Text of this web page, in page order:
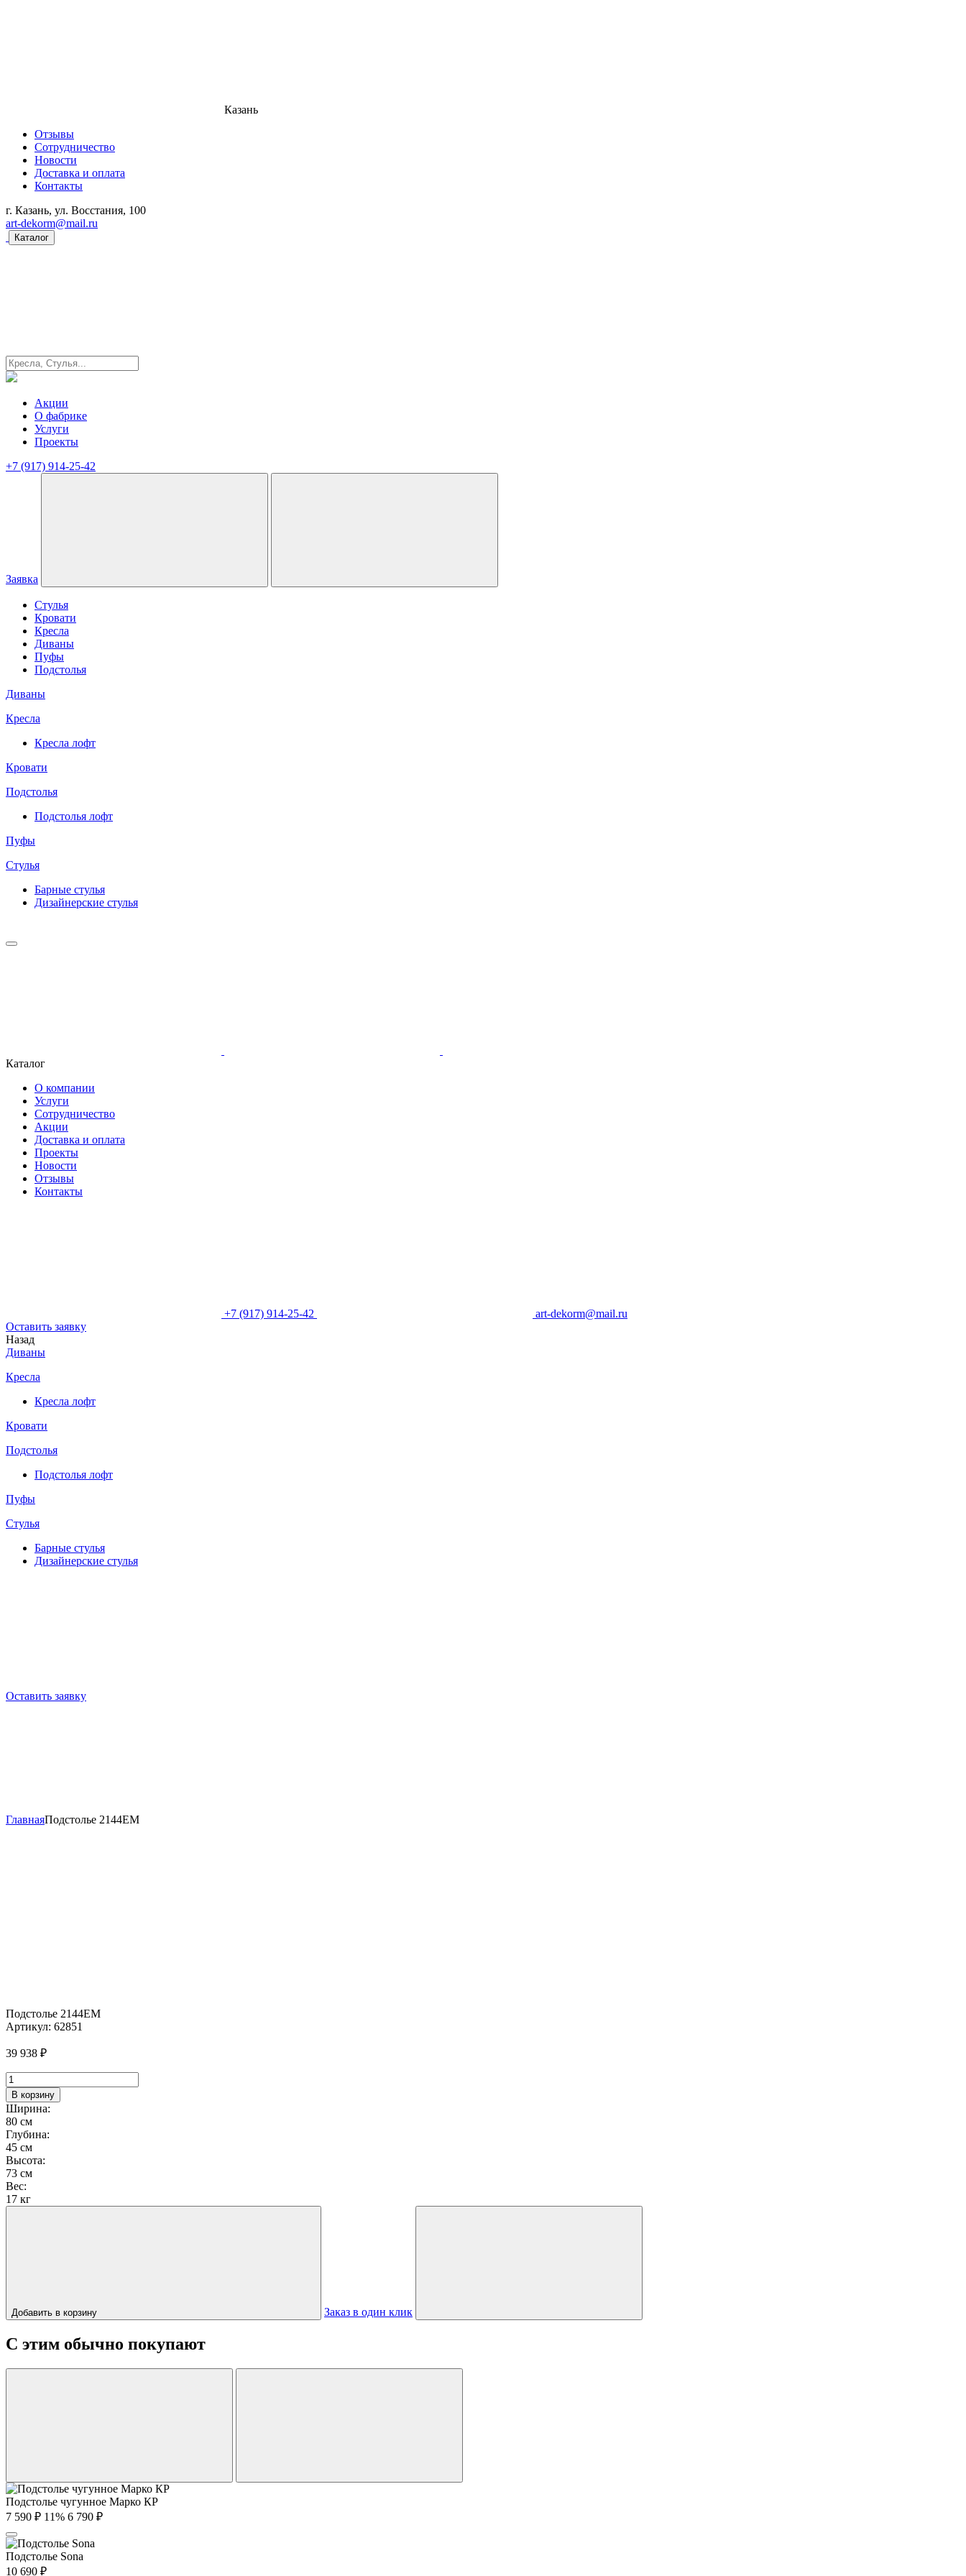
Казань
Отзывы
Сотрудничество
Новости
Доставка и оплата
Контакты
г. Казань, ул. Восстания, 100
art-dekorm@mail.ru
Каталог
Акции
О фабрике
Услуги
Проекты
+7 (917) 914-25-42
Заявка
Стулья
Кровати
Кресла
Диваны
Пуфы
Подстолья
Диваны
Кресла
Кресла лофт
Кровати
Подстолья
Подстолья лофт
Пуфы
Стулья
Барные cтулья
Дизайнерские cтулья
Каталог
О компании
Услуги
Сотрудничество
Акции
Доставка и оплата
Проекты
Новости
Отзывы
Контакты
+7 (917) 914-25-42
art-dekorm@mail.ru
Оставить заявку
Назад
Диваны
Кресла
Кресла лофт
Кровати
Подстолья
Подстолья лофт
Пуфы
Стулья
Барные cтулья
Дизайнерские cтулья
Оставить заявку
ГлавнаяПодстолье 2144EM
Подстолье 2144EM
Артикул: 62851
39 938 ₽
Количество
товара
Подстолье
2144EM
В корзину
Ширина:
80 см
Глубина:
45 см
Высота:
73 см
Вес:
17 кг
Добавить в корзину Заказ в один клик
С этим обычно покупают
Подстолье чугунное Марко КР
7 590 ₽ 11% 6 790 ₽
Подстолье Sona
10 690 ₽